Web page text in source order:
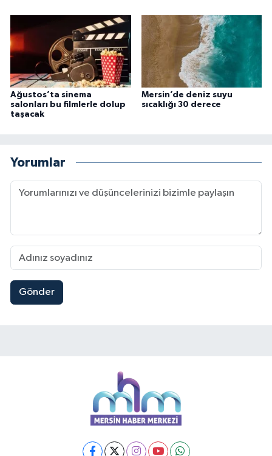
Ağustos’ta sinema
salonları bu filmlerle dolup
taşacak
Mersin’de deniz suyu
sıcaklığı 30 derece
Yorumlar
Gönder